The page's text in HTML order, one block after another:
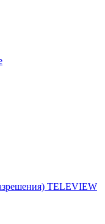
TELEVIEW